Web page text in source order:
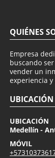
QUIÉNES
Empresa
buscando
vender un
experiencia
UBICACIÓN
Medellín -
MÓVIL